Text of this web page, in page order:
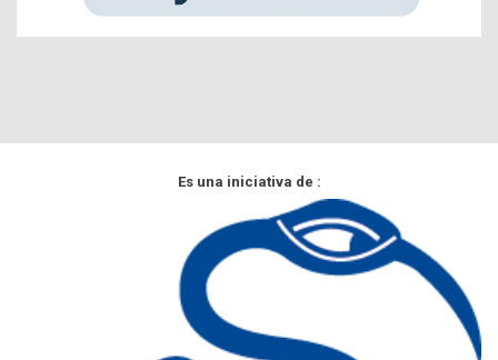
Es una iniciativa de :